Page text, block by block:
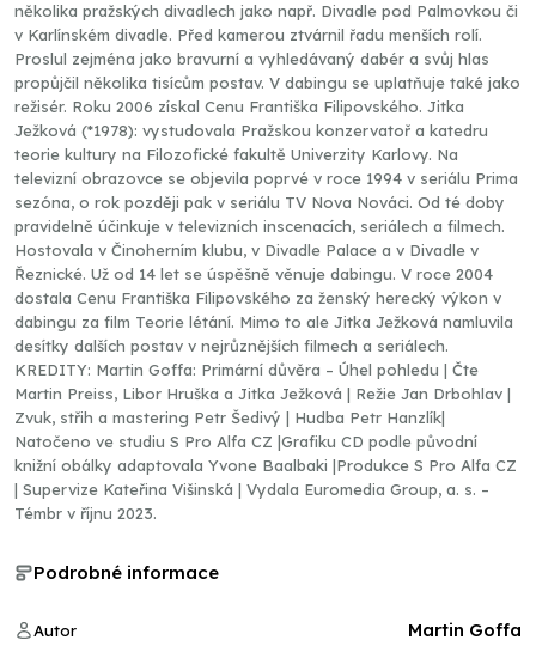
několika pražských divadlech jako např. Divadle pod Palmovkou či
v Karlínském divadle. Před kamerou ztvárnil řadu menších rolí.
Proslul zejména jako bravurní a vyhledávaný dabér a svůj hlas
propůjčil několika tisícům postav. V dabingu se uplatňuje také jako
režisér. Roku 2006 získal Cenu Františka Filipovského. Jitka
Ježková (*1978): vystudovala Pražskou konzervatoř a katedru
teorie kultury na Filozofické fakultě Univerzity Karlovy. Na
televizní obrazovce se objevila poprvé v roce 1994 v seriálu Prima
sezóna, o rok později pak v seriálu TV Nova Nováci. Od té doby
pravidelně účinkuje v televizních inscenacích, seriálech a filmech.
Hostovala v Činoherním klubu, v Divadle Palace a v Divadle v
Řeznické. Už od 14 let se úspěšně věnuje dabingu. V roce 2004
dostala Cenu Františka Filipovského za ženský herecký výkon v
dabingu za film Teorie létání. Mimo to ale Jitka Ježková namluvila
desítky dalších postav v nejrůznějších filmech a seriálech.
KREDITY: Martin Goffa: Primární důvěra – Úhel pohledu | Čte
Martin Preiss, Libor Hruška a Jitka Ježková | Režie Jan Drbohlav |
Zvuk, střih a mastering Petr Šedivý | Hudba Petr Hanzlík|
Natočeno ve studiu S Pro Alfa CZ |Grafiku CD podle původní
knižní obálky adaptovala Yvone Baalbaki |Produkce S Pro Alfa CZ
| Supervize Kateřina Višinská | Vydala Euromedia Group, a. s. –
Témbr v říjnu 2023.
Podrobné informace
Autor Martin Goffa